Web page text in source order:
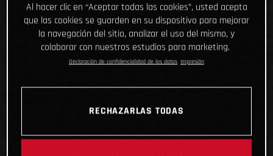
Al hacer clic en “Aceptar todas las cookies”, usted acepta
que las cookies se guarden en su dispositivo para mejorar
la navegación del sitio, analizar el uso del mismo, y
colaborar con nuestros estudios para marketing.
Declaración de confidencialidad de los datos Impresión
RECHAZARLAS TODAS